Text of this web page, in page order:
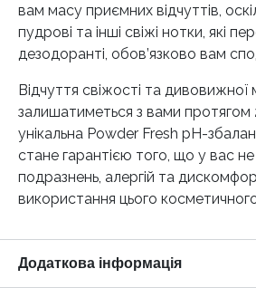
вам масу приємних відчуттів,
пудрові та інші свіжі нотки, які
дезодоранті, обов’язково вам
Відчуття свіжості та дивовижної
залишатиметься з вами протягом
унікальна Powder Fresh рН-
стане гарантією того, що у вас
подразнень, алергій та
використання цього
Додаткова інформація